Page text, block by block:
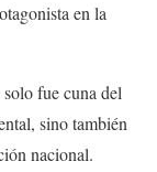
en la
fue cuna del
sino también
nacional.